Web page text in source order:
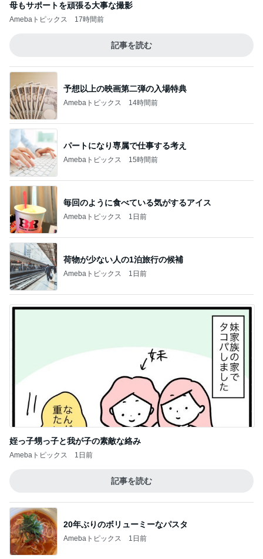
母もサポートを頑張る大事な撮影
Amebaトピックス 17時間前
記事を読む
予想以上の映画第二弾の入場特典
Amebaトピックス 14時間前
パートになり専属で仕事する考え
Amebaトピックス 15時間前
毎回のように食べている気がするアイス
Amebaトピックス 1日前
荷物が少ない人の1泊旅行の候補
Amebaトピックス 1日前
姪っ子甥っ子と我が子の素敵な絡み
Amebaトピックス 1日前
記事を読む
20年ぶりのボリューミーなパスタ
Amebaトピックス 1日前